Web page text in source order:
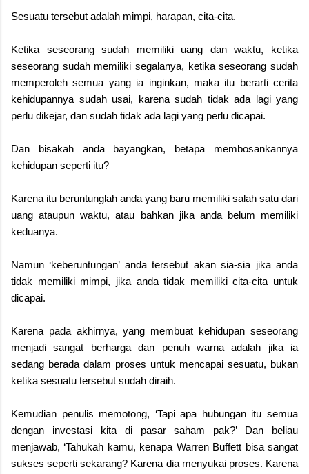
Sesuatu tersebut adalah mimpi, harapan, cita-cita.
Ketika seseorang sudah memiliki uang dan waktu, ketika
seseorang sudah memiliki segalanya, ketika seseorang sudah
memperoleh semua yang ia inginkan, maka itu berarti cerita
kehidupannya sudah usai, karena sudah tidak ada lagi yang
perlu dikejar, dan sudah tidak ada lagi yang perlu dicapai.
Dan bisakah anda bayangkan, betapa membosankannya
kehidupan seperti itu?
Karena itu beruntunglah anda yang baru memiliki salah satu dari
uang ataupun waktu, atau bahkan jika anda belum memiliki
keduanya.
Namun ‘keberuntungan’ anda tersebut akan sia-sia jika anda
tidak memiliki mimpi, jika anda tidak memiliki cita-cita untuk
dicapai.
Karena pada akhirnya, yang membuat kehidupan seseorang
menjadi sangat berharga dan penuh warna adalah jika ia
sedang berada dalam proses untuk mencapai sesuatu, bukan
ketika sesuatu tersebut sudah diraih.
Kemudian penulis memotong, ‘Tapi apa hubungan itu semua
dengan investasi kita di pasar saham pak?’ Dan beliau
menjawab, ‘Tahukah kamu, kenapa Warren Buffett bisa sangat
sukses seperti sekarang? Karena dia menyukai proses. Karena